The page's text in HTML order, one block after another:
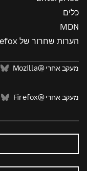
כלים
MDN
הערות שחרור של Firefox
מעקב אחרי @Mozilla
מעקב אחרי @Firefox
השפות